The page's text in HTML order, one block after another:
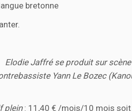
bretonne
Elodie Jaffré se produit sur
Yann Le Bozec
plein: 11,40 € /mois/10 mois soit